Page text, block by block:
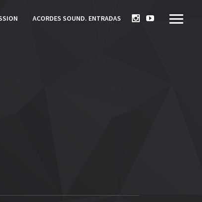
ACORDES SOUND. ENTRADAS